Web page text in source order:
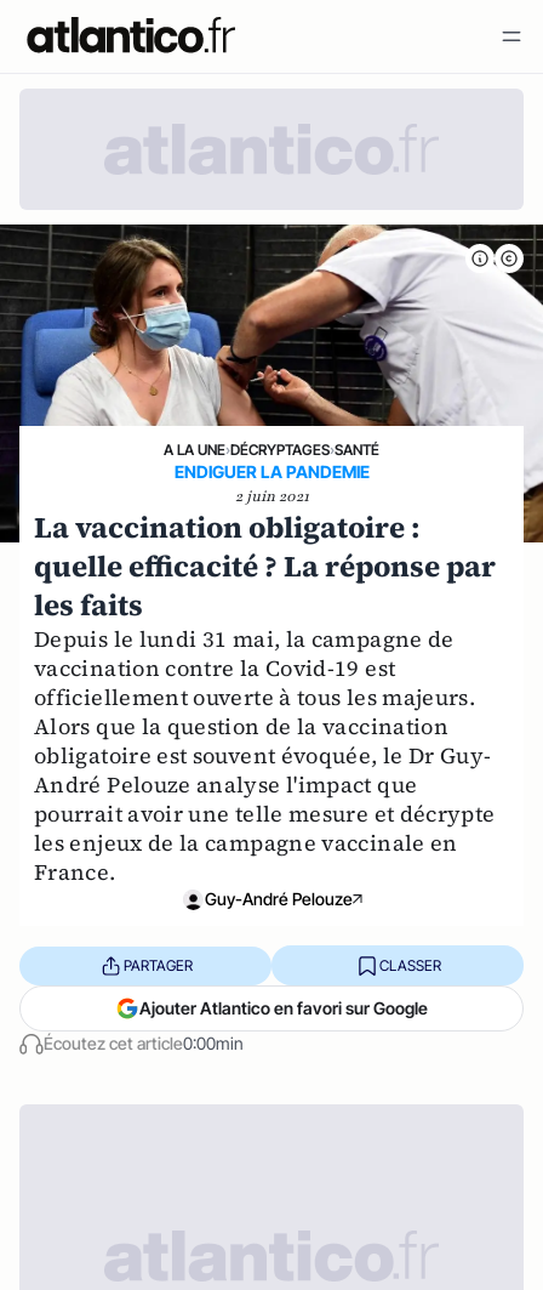
A LA UNE›DÉCRYPTAGES›SANTÉ
ENDIGUER LA PANDEMIE
2 juin 2021
La vaccination obligatoire :
quelle efficacité ? La réponse par
les faits
Depuis le lundi 31 mai, la campagne de
vaccination contre la Covid-19 est
officiellement ouverte à tous les majeurs.
Alors que la question de la vaccination
obligatoire est souvent évoquée, le Dr Guy-
André Pelouze analyse l'impact que
pourrait avoir une telle mesure et décrypte
les enjeux de la campagne vaccinale en
France.
Guy-André Pelouze
Écoutez cet article0:00min
PARTAGER CLASSER
Ajouter Atlantico en favori sur Google